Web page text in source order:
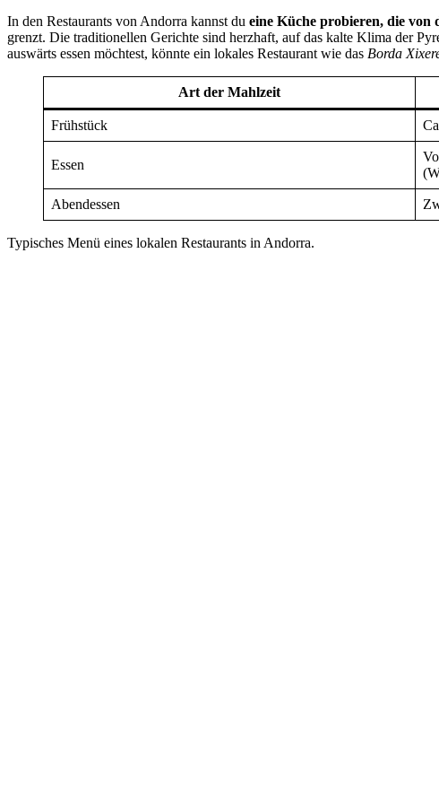
In den Restaurants von Andorra kannst du eine Küche probieren, die von
grenzt. Die traditionellen Gerichte sind herzhaft, auf das kalte Klima der
auswärts essen möchtest, könnte ein lokales Restaurant wie das Borda
Art der Mahlzeit
Frühstück
Essen
Abendessen
Typisches Menü eines lokalen Restaurants in Andorra.